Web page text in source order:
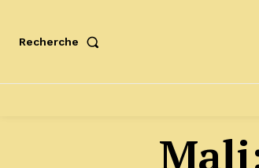
Recherche